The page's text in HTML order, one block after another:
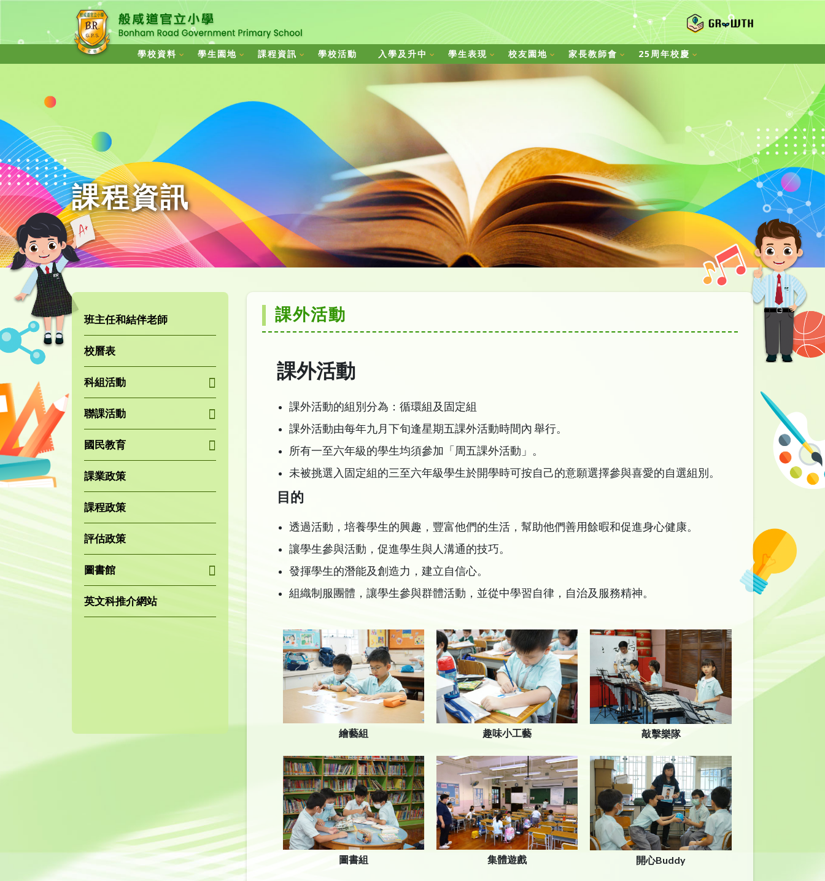
學校資料 學生園地 課程資訊 學校活動 入學及升中 學生表現 校友園地 家長教師會 25周年校慶
課程資訊
班主任和結伴老師
校曆表
科組活動
聯課活動
國民教育
課業政策
課程政策
評估政策
圖書館
英文科推介網站
課外活動
課外活動
課外活動的組別分為：循環組及固定組
課外活動由每年九月下旬逢星期五課外活動時間內 舉行。
所有一至六年級的學生均須參加「周五課外活動」。
未被挑選入固定組的三至六年級學生於開學時可按自己的意願選擇參與喜愛的自選組別。
目的
透過活動，培養學生的興趣，豐富他們的生活，幫助他們善用餘暇和促進身心健康。
讓學生參與活動，促進學生與人溝通的技巧。
發揮學生的潛能及創造力，建立自信心。
組織制服團體，讓學生參與群體活動，並從中學習自律，自治及服務精神。
繪藝組 趣味小工藝 敲擊樂隊
圖書組 集體遊戲 開心Buddy